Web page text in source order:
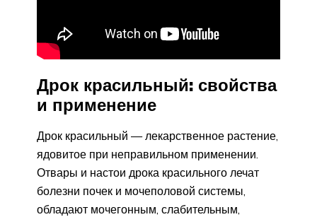
Дрок красильный: свойства
и применение
Дрок красильный — лекарственное растение,
ядовитое при неправильном применении.
Отвары и настои дрока красильного лечат
болезни почек и мочеполовой системы,
обладают мочегонным, слабительным,